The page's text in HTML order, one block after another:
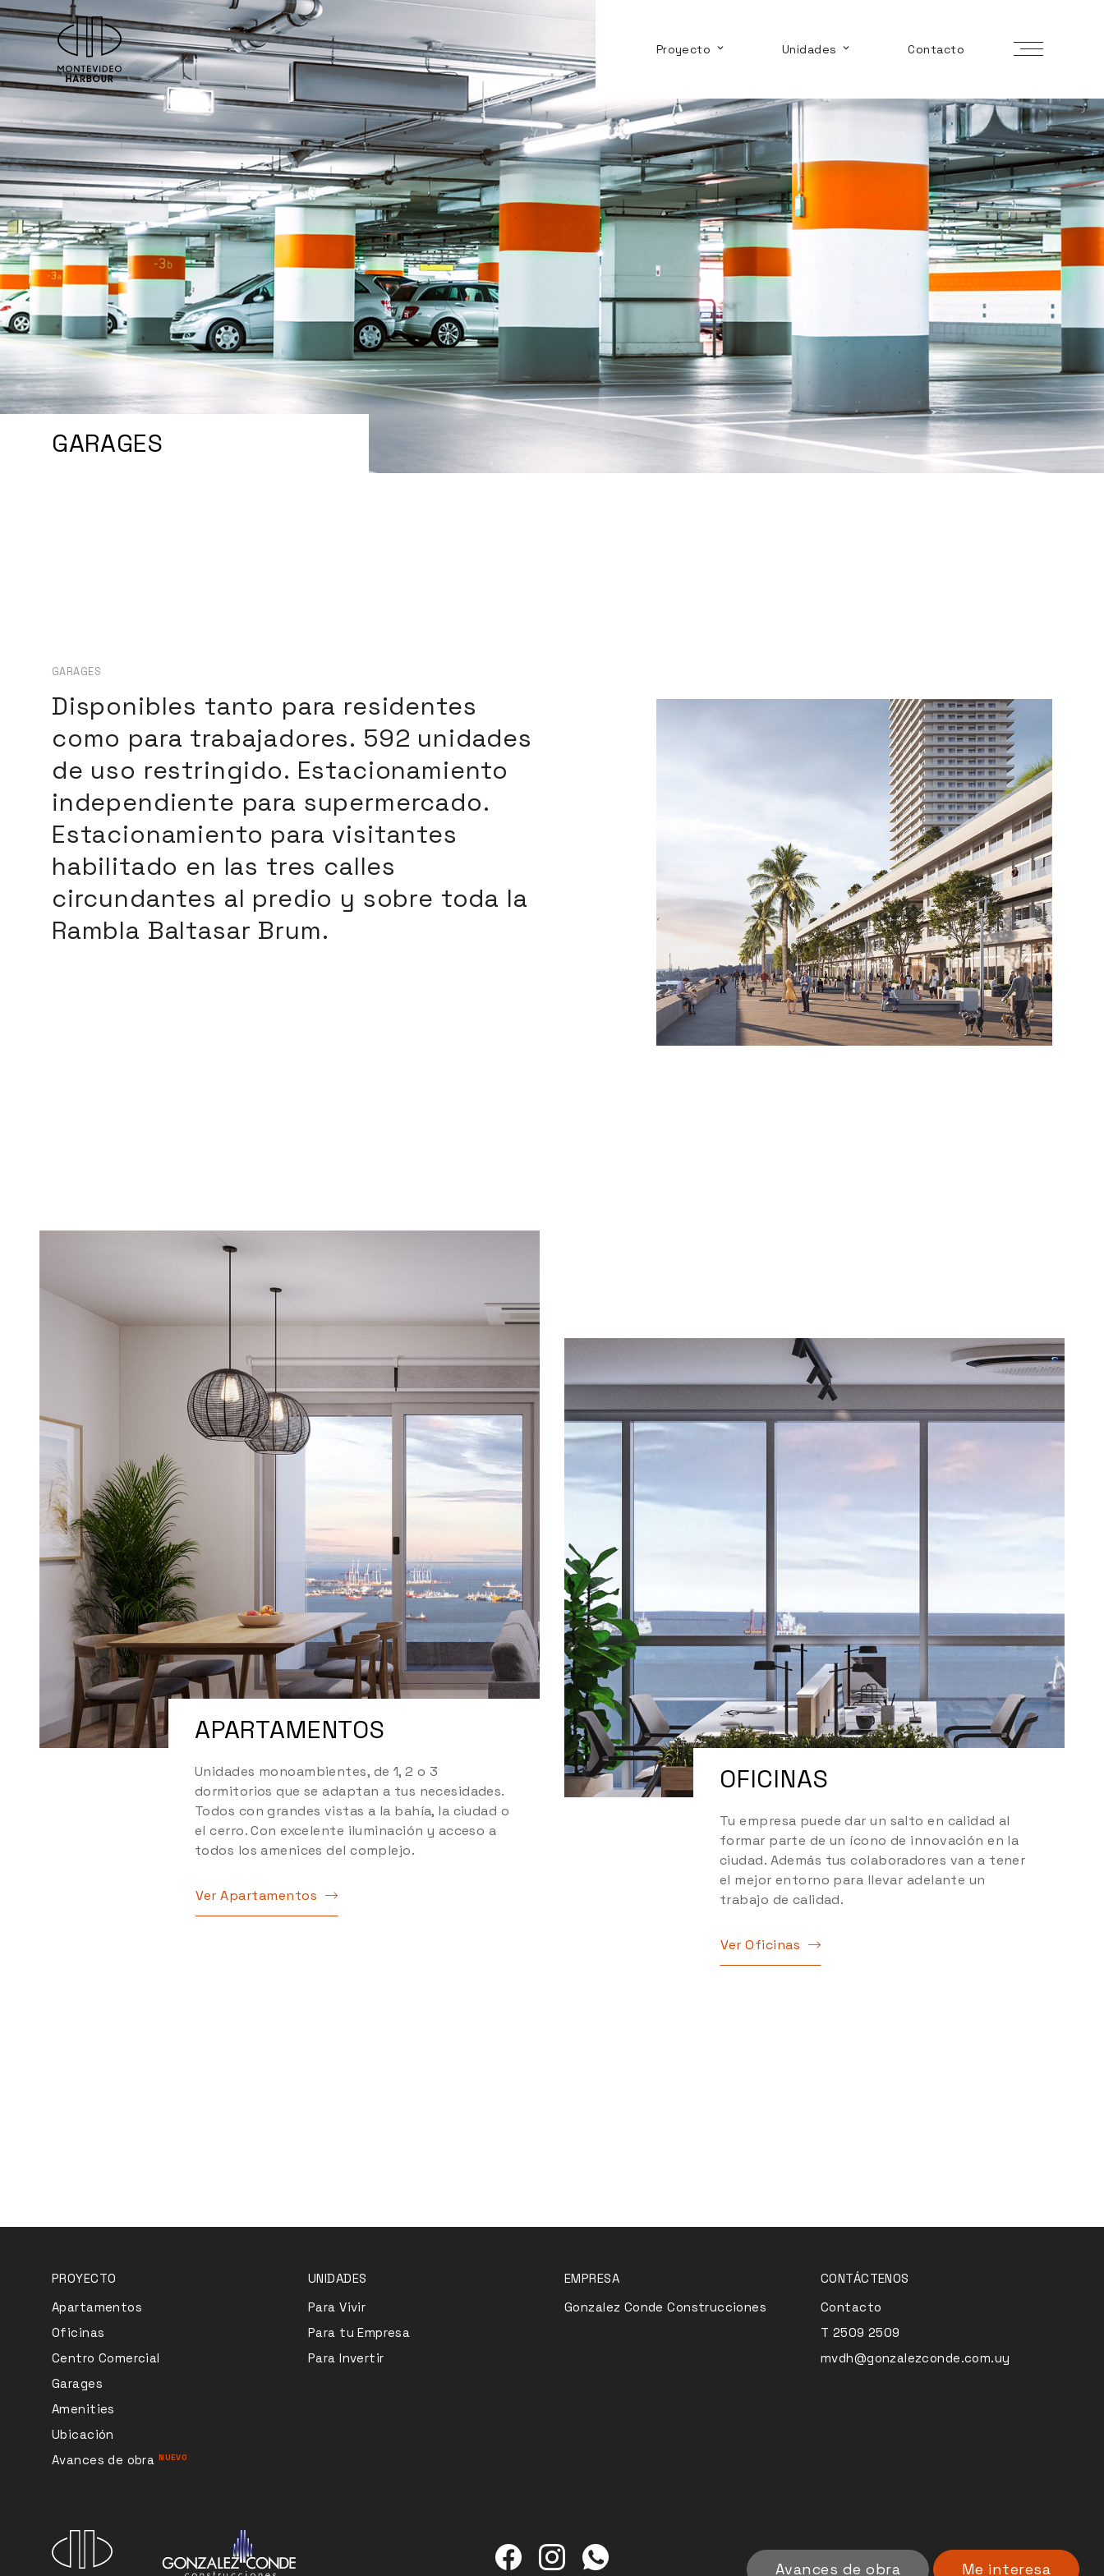
Proyecto Unidades Contacto
GARAGES
GARAGES
Disponibles tanto para residentes
como para trabajadores. 592 unidades
de uso restringido. Estacionamiento
independiente para supermercado.
Estacionamiento para visitantes
habilitado en las tres calles
circundantes al predio y sobre toda la
Rambla Baltasar Brum.
APARTAMENTOS
Unidades monoambientes, de 1, 2 o 3
dormitorios que se adaptan a tus necesidades.
Todos con grandes vistas a la bahía, la ciudad o
el cerro. Con excelente iluminación y acceso a
todos los amenices del complejo.
Ver Apartamentos
OFICINAS
Tu empresa puede dar un salto en calidad al
formar parte de un ícono de innovación en la
ciudad. Además tus colaboradores van a tener
el mejor entorno para llevar adelante un
trabajo de calidad.
Ver Oficinas
PROYECTO
Apartamentos
Oficinas
Centro Comercial
Garages
Amenities
Ubicación
Avances de obra
UNIDADES
Para Vivir
Para tu Empresa
Para Invertir
EMPRESA
Gonzalez Conde Construcciones
CONTÁCTENOS
Contacto
T 2509 2509
mvdh@gonzalezconde.com.uy
Avances de obra Me interesa